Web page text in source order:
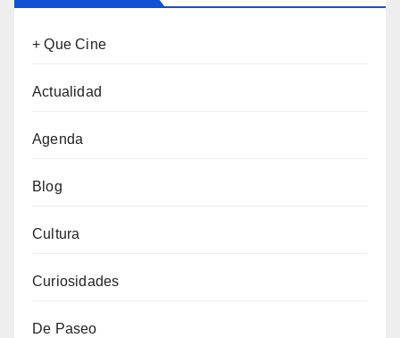
+ Que Cine
Actualidad
Agenda
Blog
Cultura
Curiosidades
De Paseo